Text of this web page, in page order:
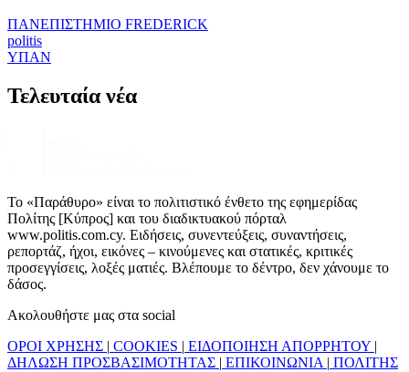
ΠΑΝΕΠΙΣΤΗΜΙΟ FREDERICK
politis
ΥΠΑΝ
Τελευταία νέα
Το «Παράθυρο» είναι το πολιτιστικό ένθετο της εφημερίδας
Πολίτης [Κύπρος] και του διαδικτυακού πόρταλ
www.politis.com.cy. Ειδήσεις, συνεντεύξεις, συναντήσεις,
ρεπορτάζ, ήχοι, εικόνες – κινούμενες και στατικές, κριτικές
προσεγγίσεις, λοξές ματιές. Βλέπουμε το δέντρο, δεν χάνουμε το
δάσος.
Ακολουθήστε μας στα social
ΟΡΟΙ ΧΡΗΣΗΣ | COOKIES | ΕΙΔΟΠΟΙΗΣΗ ΑΠΟΡΡΗΤΟΥ |
ΔΗΛΩΣΗ ΠΡΟΣΒΑΣΙΜΟΤΗΤΑΣ | ΕΠΙΚΟΙΝΩΝΙΑ | ΠΟΛΙΤΗΣ